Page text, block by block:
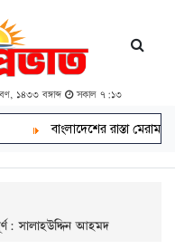
১৪৩৩ বঙ্গাব্দ সকাল ৭:১৩
বাংলাদেশের রাস্তা
সালাহউদ্দিন আহমদ